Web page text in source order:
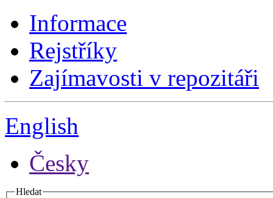
Informace
Rejstříky
Zajímavosti v repozitáři
English
Česky
Hledat